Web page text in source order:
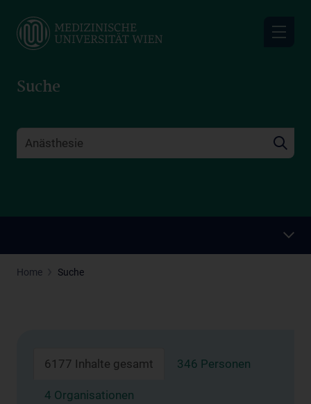
main
Suche
Home Suche
6177 Inhalte gesamt 346 Personen
4 Organisationen